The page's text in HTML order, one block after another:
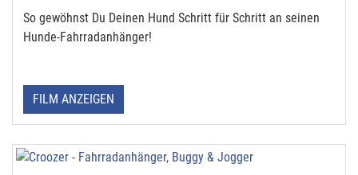
So gewöhnst Du Deinen Hund Schritt für Schritt an seinen
Hunde-Fahrradanhänger!
FILM ANZEIGEN